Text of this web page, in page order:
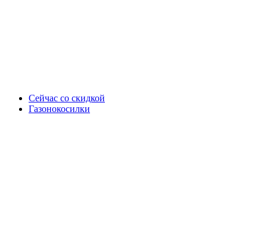
Сейчас со скидкой
Газонокосилки